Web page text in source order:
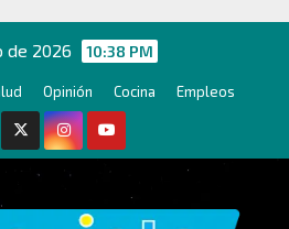
de 2026 10:38 PM
Opinión Cocina Empleos